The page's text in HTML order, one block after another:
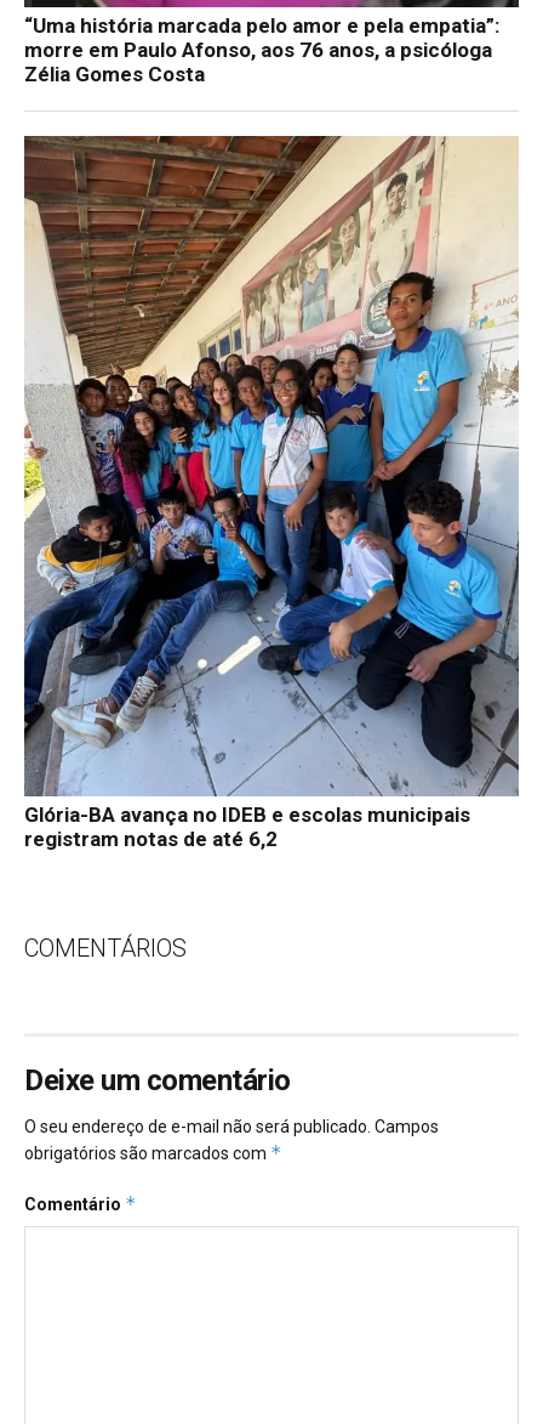
“Uma história marcada pelo amor e pela empatia”:
morre em Paulo Afonso, aos 76 anos, a psicóloga
Zélia Gomes Costa
Glória-BA avança no IDEB e escolas municipais
registram notas de até 6,2
COMENTÁRIOS
Deixe um comentário
O seu endereço de e-mail não será publicado. Campos
obrigatórios são marcados com *
Comentário *